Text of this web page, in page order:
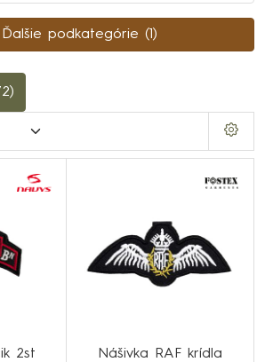
Ďalšie podkategórie (1)
2st
Nášivka RAF krídla